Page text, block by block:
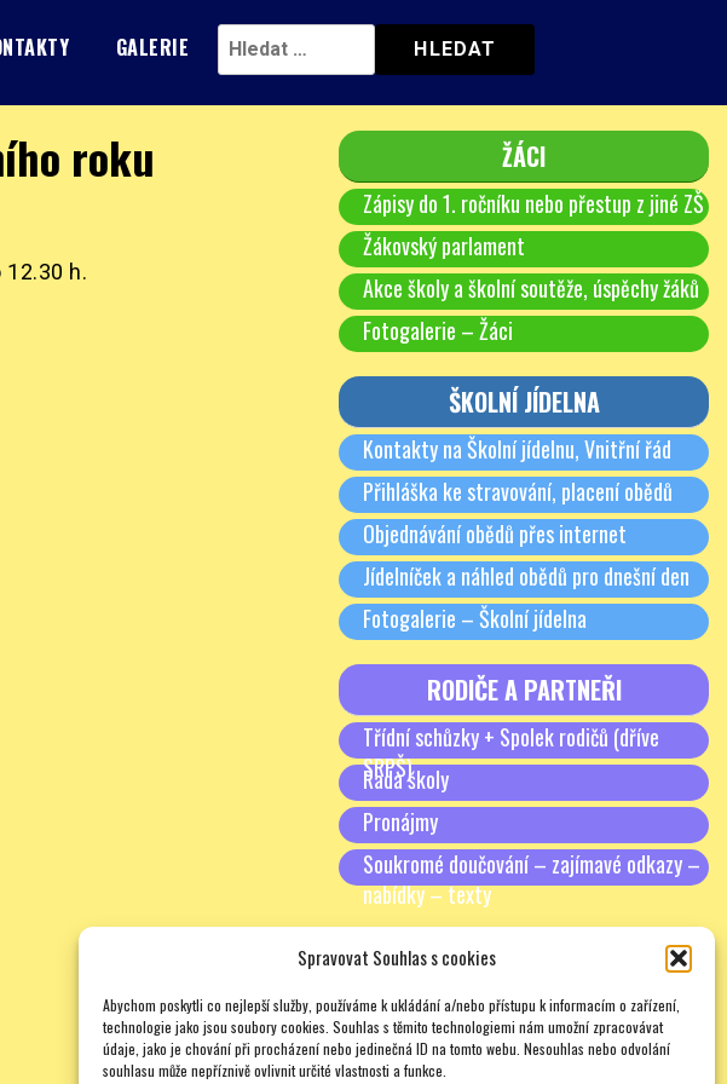
Spravovat Souhlas s cookies
Abychom poskytli co nejlepší služby, používáme k ukládání a/nebo přístupu k informacím o zařízení,
technologie jako jsou soubory cookies. Souhlas s těmito technologiemi nám umožní zpracovávat
údaje, jako je chování při procházení nebo jedinečná ID na tomto webu. Nesouhlas nebo odvolání
souhlasu může nepříznivě ovlivnit určité vlastnosti a funkce.
GALERIE
roku
h.
ŽÁCI
Zápisy do 1. ročníku nebo přestup z jiné ZŠ
Žákovský parlament
Akce školy a školní soutěže, úspěchy žáků
Fotogalerie – Žáci
ŠKOLNÍ JÍDELNA
Kontakty na Školní jídelnu, Vnitřní řád
Přihláška ke stravování, placení obědů
Objednávání obědů přes internet
Jídelníček a náhled obědů pro dnešní den
Fotogalerie – Školní jídelna
RODIČE A PARTNEŘI
Třídní schůzky + Spolek rodičů (dříve
SRPŠ)
Rada školy
Pronájmy
Soukromé doučování – zajímavé odkazy –
nabídky – texty